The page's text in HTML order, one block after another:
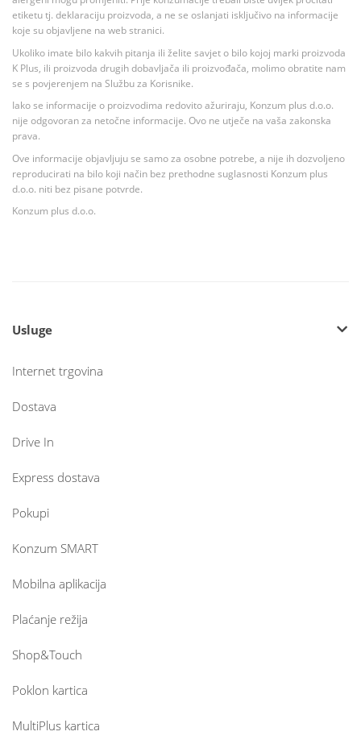
etiketu tj. deklaraciju proizvoda, a ne se oslanjati isključivo na informacije
koje su objavljene na web stranici.
Ukoliko imate bilo kakvih pitanja ili želite savjet o bilo kojoj marki proizvoda
K Plus, ili proizvoda drugih dobavljača ili proizvođača, molimo obratite nam
se s povjerenjem na Službu za Korisnike.
Iako se informacije o proizvodima redovito ažuriraju, Konzum plus d.o.o.
nije odgovoran za netočne informacije. Ovo ne utječe na vaša zakonska
prava.
Ove informacije objavljuju se samo za osobne potrebe, a nije ih dozvoljeno
reproducirati na bilo koji način bez prethodne suglasnosti Konzum plus
d.o.o. niti bez pisane potvrde.
Konzum plus d.o.o.
Usluge
Internet trgovina
Dostava
Drive In
Express dostava
Pokupi
Konzum SMART
Mobilna aplikacija
Plaćanje režija
Shop&Touch
Poklon kartica
MultiPlus kartica